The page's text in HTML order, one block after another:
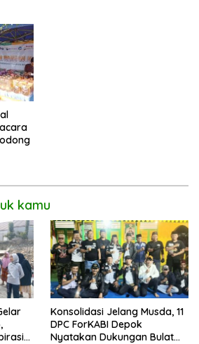
kamu
Konsolidasi Jelang Musda, 11
DPC ForKABI Depok
Nyatakan Dukungan Bulat